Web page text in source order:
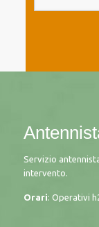
Servizio
intervento.
Orari: Operativi